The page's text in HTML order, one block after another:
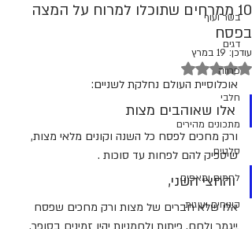
בשר ועוף
דגים
פרווה
חלבי
מתכונים מהירים
סלטים
לחמים ומאפים
קינוחים ועוגות
10 ממרחים שתוכלו למרוח על המצה
בפסח
עודכן: 19 במרץ
דירוג של NaN מתוך 5 כוכבים
אוכלוסיית העולם נחלקת לשניים:
אלו שאוהבים מצות
ורק מחכים לפסח כל השנה וקונים מלאי מצות,
שיספיק להם לפחות עד סוכות .
והחצי השני,
אלו שלא חברים של מצות ורק מחכים שפסח